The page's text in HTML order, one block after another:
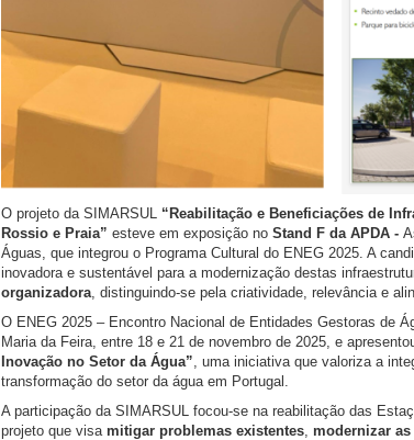
O projeto da SIMARSUL “Reabilitação e Beneficiações de
Rossio e Praia” esteve em exposição no Stand F da APDA -
Águas, que integrou o Programa Cultural do ENEG 2025. A
inovadora e sustentável para a modernização destas
organizadora , distinguindo-se pela criatividade, relevância e
O ENEG 2025 – Encontro Nacional de Entidades Gestoras de
Maria da Feira, entre 18 e 21 de novembro de 2025, e
Inovação no Setor da Água” , uma iniciativa que valoriza a
transformação do setor da água em Portugal.
A participação da SIMARSUL focou-se na reabilitação das
projeto que visa mitigar problemas existentes modernizar